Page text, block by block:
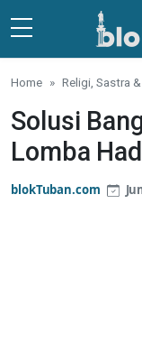
Skip to main content
Home Religi, Sastra
Solusi
Lomba
blokTuban.com